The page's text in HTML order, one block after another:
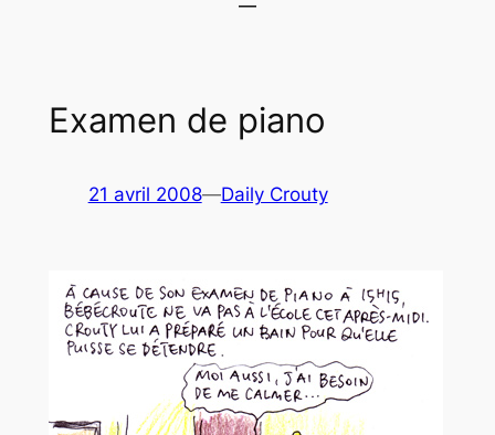
Examen de piano
21 avril 2008—Daily Crouty